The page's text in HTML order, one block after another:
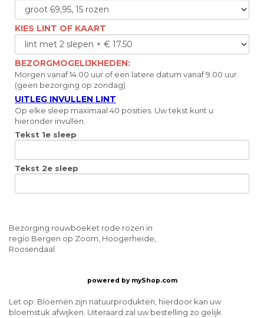
KIES LINT OF KAART
BEZORGMOGELIJKHEDEN:
Morgen vanaf 14.00 uur of een latere datum vanaf 9.00 uur.
(geen bezorging op zondag)
UITLEG INVULLEN LINT
Op elke sleep maximaal 40 posities. Uw tekst kunt u
hieronder invullen.
Tekst 1e sleep
Tekst 2e sleep
Bezorging rouwboeket rode rozen in
regio Bergen op Zoom, Hoogerheide,
Roosendaal.
powered by myShop.com
Let op: Bloemen zijn natuurprodukten, hierdoor kan uw
bloemstuk afwijken. Uiteraard zal uw bestelling zo gelijk